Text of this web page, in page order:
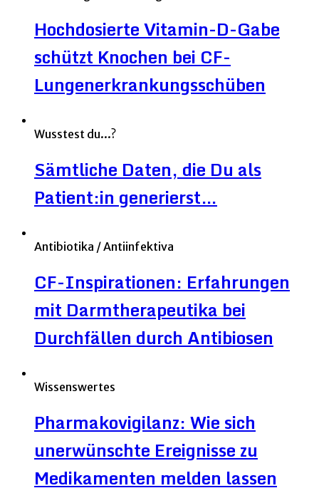
Hochdosierte Vitamin-D-Gabe
schützt Knochen bei CF-
Lungenerkrankungsschüben
Wusstest du...?
Sämtliche Daten, die Du als
Patient:in generierst…
Antibiotika / Antiinfektiva
CF-Inspirationen: Erfahrungen
mit Darmtherapeutika bei
Durchfällen durch Antibiosen
Wissenswertes
Pharmakovigilanz: Wie sich
unerwünschte Ereignisse zu
Medikamenten melden lassen